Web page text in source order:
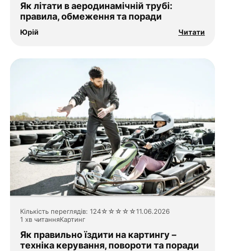
Як літати в аеродинамічній трубі:
правила, обмеження та поради
Юрій Читати
Кількість переглядів: 124☆☆☆☆☆11.06.2026
1 хв читанняКартинг
Як правильно їздити на картингу –
техніка керування, повороти та поради